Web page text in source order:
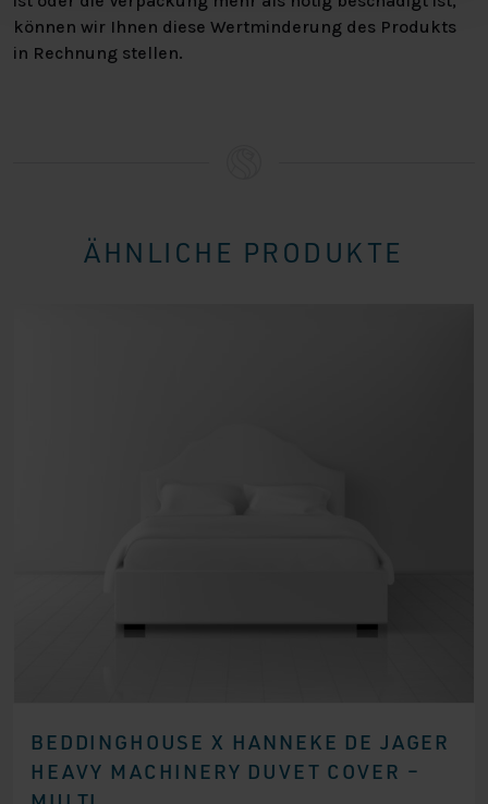
können wir Ihnen diese Wertminderung des Produkts
in Rechnung stellen.
ÄHNLICHE PRODUKTE
BEDDINGHOUSE X HANNEKE DE JAGER
HEAVY MACHINERY DUVET COVER –